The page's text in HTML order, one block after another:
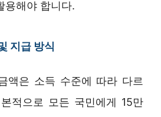
용해야 합니다.
지급 방식
액은 소득 수준에 따라 다르
적으로 모든 국민에게 15만